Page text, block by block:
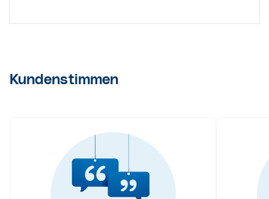
Kundenstimmen